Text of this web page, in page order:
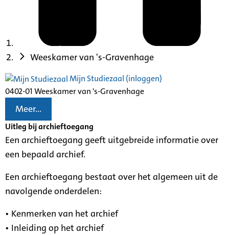
Weeskamer van 's-Gravenhage
Mijn Studiezaal (inloggen)
0402-01 Weeskamer van 's-Gravenhage
Meer...
Uitleg bij archieftoegang
Een archieftoegang geeft uitgebreide informatie over
een bepaald archief.
Een archieftoegang bestaat over het algemeen uit de
navolgende onderdelen:
• Kenmerken van het archief
• Inleiding op het archief